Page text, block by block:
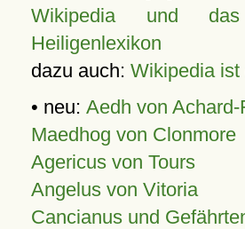
Wikipedia und das
Heiligenlexikon
dazu auch: Wikipedia ist
• neu: Aedh von Achard-
Maedhog von Clonmore
Agericus von Tours
Angelus von Vitoria
Cancianus und